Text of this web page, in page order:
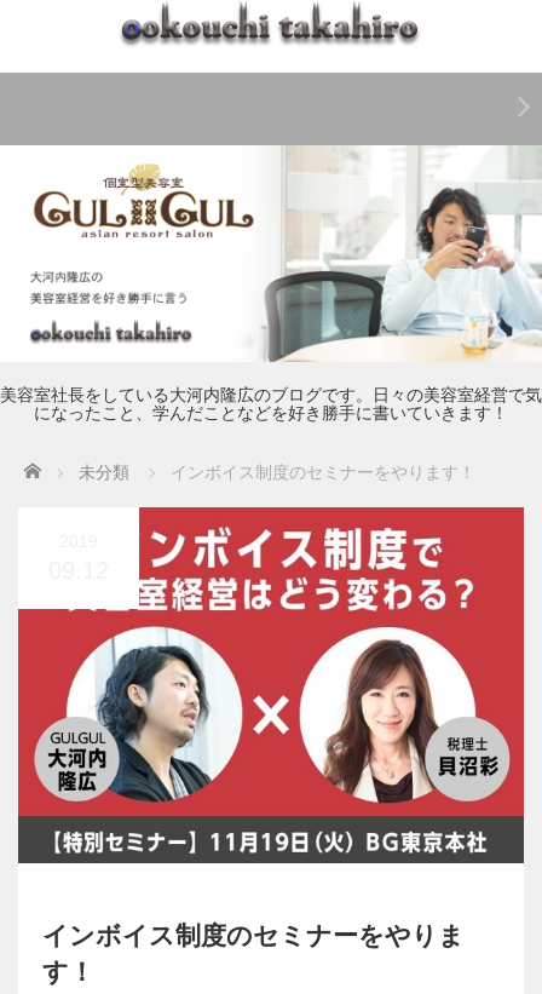
美容室社長をしている大河内隆広のブログです。日々の美容室経営で気
になったこと、学んだことなどを好き勝手に書いていきます！
Home 未分類 インボイス制度のセミナーをやります！
インボイス制度のセミナーをやりま
す！